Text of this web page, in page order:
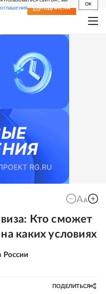
OK
ПОДПИСКА
Кто сможет
каких условиях
России
ПОДЕЛИТЬСЯ